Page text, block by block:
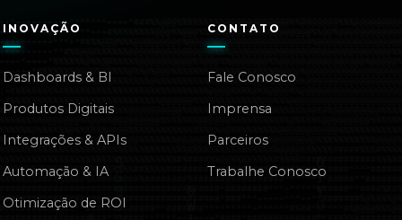
INOVAÇÃO
Dashboards & BI
Produtos Digitais
Integrações & APIs
Automação & IA
Otimização de ROI
CONTATO
Fale Conosco
Imprensa
Parceiros
Trabalhe Conosco